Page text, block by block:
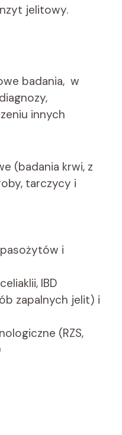
jelitowy.
badania, w
innych
(badania krwi, z
tarczycy i
i
IBD
zapalnych jelit) i
(RZS,